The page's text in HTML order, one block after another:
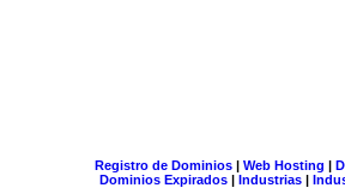
Registro de Dominios| Web Hosting |
Dominios Expirados | Industrias |